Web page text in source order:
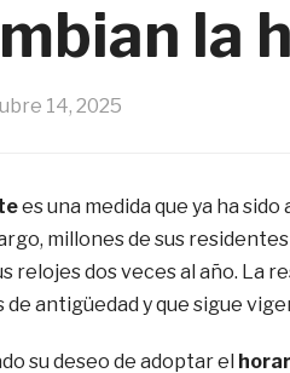
la
14, 2025
es una medida que ya ha
millones de sus
relojes dos veces al año. La
antigüedad y que sigue
su deseo de adoptar el